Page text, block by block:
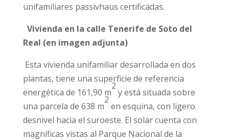
unifamiliares passivhaus certificadas.
Vivienda en la calle Tenerife de Soto del
Real (en imagen adjunta)
Esta vivienda unifamiliar desarrollada en dos
plantas, tiene una superficie de referencia
energética de 161,90 m
2
y está situada sobre
una parcela de 638 m
2
en esquina, con ligero
desnivel hacia el suroeste. El solar cuenta con
magníficas vistas al Parque Nacional de la